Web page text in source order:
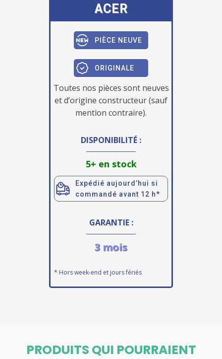
ACER
PIÈCE NEUVE
ORIGINALE
Toutes nos pièces sont neuves
et d’origine constructeur (sauf
mention contraire).
DISPONIBILITÉ :
5+ en stock
Expédié aujourd’hui si
commandé avant 12 h*
GARANTIE :
3 mois
* Hors week-end et jours fériés
PRODUITS QUI POURRAIENT